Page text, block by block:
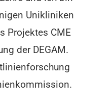
Unikliniken
Projektes CME
der DEGAM.